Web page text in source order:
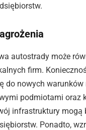
autostrady może
firm.
do nowych warunków
podmiotami oraz
infrastruktury mogą
Ponadto,